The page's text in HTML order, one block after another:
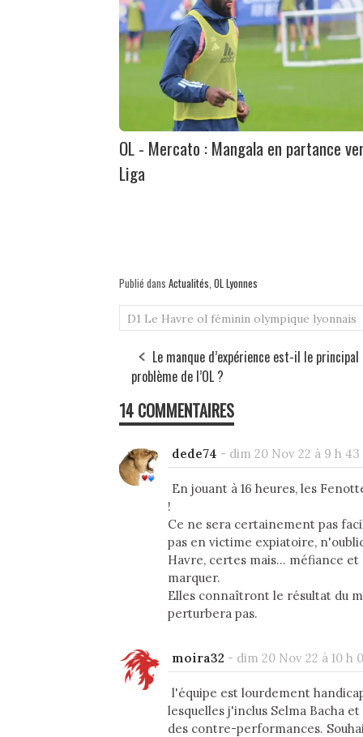
OL - Mercato : Mangala en partance
Liga
Publié dans Actualités, OL Lyonnes
D1 Le Havre ol féminin olympique lyonnais
Le manque d’expérience est-il le principal
problème de l’OL ?
14 COMMENTAIRES
dede74 - dim 20 Nov 22 à 9 h 43
En jouant à 16 heures, les
!
Ce ne sera certainement pas
pas en victime expiatoire,
Havre, certes mais... méfiance
marquer.
Elles connaîtront le résultat du
perturbera pas.
moira32 - dim 20 Nov 22 à 10 h
l'équipe est lourdement
lesquelles j'inclus Selma Bacha
des contre-performances.